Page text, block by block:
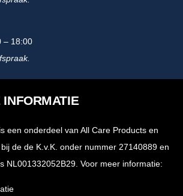
– 18:00
is een onderdeel van All Care Products en
de de K.v.K. onder nummer 27140889 en
NL001332052B29. Voor meer informatie: